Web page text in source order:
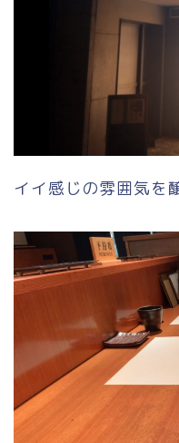
イイ感じの雰囲気を